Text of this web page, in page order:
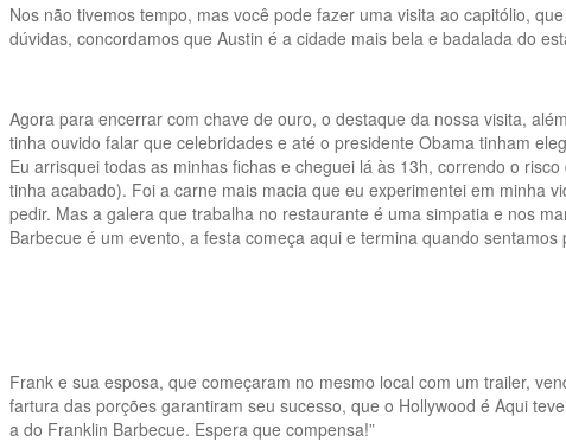
Nos não tivemos tempo, mas você pode fazer uma visita ao capitólio,
dúvidas, concordamos que Austin é a cidade mais bela e badalada do
Agora para encerrar com chave de ouro, o destaque da nossa visita,
tinha ouvido falar que celebridades e até o presidente Obama tinham
Eu arrisquei todas as minhas fichas e cheguei lá às 13h, correndo o
tinha acabado). Foi a carne mais macia que eu experimentei em minha
pedir. Mas a galera que trabalha no restaurante é uma simpatia e nos
Barbecue é um evento, a festa começa aqui e termina quando
Frank e sua esposa, que começaram no mesmo local com um trailer,
fartura das porções garantiram seu sucesso, que o Hollywood é Aqui
a do Franklin Barbecue. Espera que compensa!”